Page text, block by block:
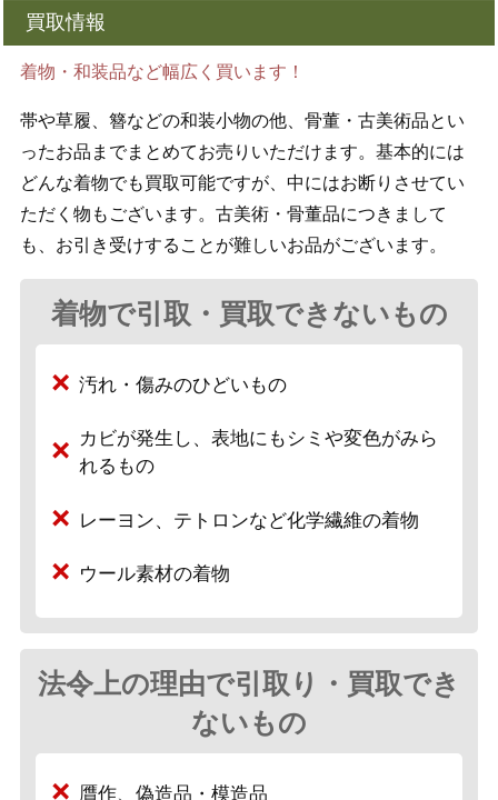
買取情報
着物・和装品など幅広く買います！
帯や草履、簪などの和装小物の他、骨董・古美術品とい
ったお品までまとめてお売りいただけます。基本的には
どんな着物でも買取可能ですが、中にはお断りさせてい
ただく物もございます。古美術・骨董品につきまして
も、お引き受けすることが難しいお品がございます。
着物で引取・買取できないもの
汚れ・傷みのひどいもの
カビが発生し、表地にもシミや変色がみら
れるもの
レーヨン、テトロンなど化学繊維の着物
ウール素材の着物
法令上の理由で引取り・買取でき
ないもの
贋作、偽造品・模造品